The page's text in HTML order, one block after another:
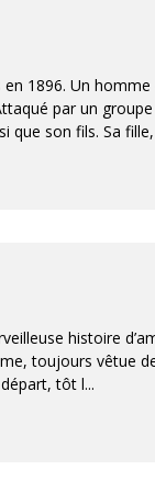
1896. Un homme
par un
que son fils. Sa
histoire
toujours vêtue
tôt l...